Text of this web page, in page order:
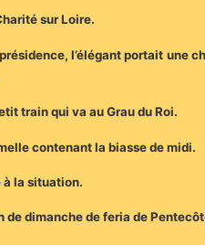
sur Loire.
l’élégant portait une
train qui va au Grau du Roi.
contenant la biasse de midi.
à la situation.
de dimanche de feria de